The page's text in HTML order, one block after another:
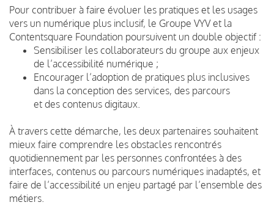
Pour contribuer à faire évoluer les pratiques et les usages
vers un numérique plus inclusif, le Groupe VYV et la
Contentsquare Foundation poursuivent un double objectif :
Sensibiliser les collaborateurs du groupe aux enjeux
de l’accessibilité numérique ;
Encourager l’adoption de pratiques plus inclusives
dans la conception des services, des parcours
et des contenus digitaux.
À travers cette démarche, les deux partenaires souhaitent
mieux faire comprendre les obstacles rencontrés
quotidiennement par les personnes confrontées à des
interfaces, contenus ou parcours numériques inadaptés, et
faire de l’accessibilité un enjeu partagé par l’ensemble des
métiers.